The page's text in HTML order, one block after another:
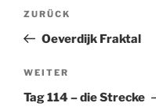
Beitragsnavigation
Vorheriger
Beitrag
ZURÜCK
Oeverdijk Fraktal
Nächster
Beitrag
WEITER
Tag 114 – die Strecke